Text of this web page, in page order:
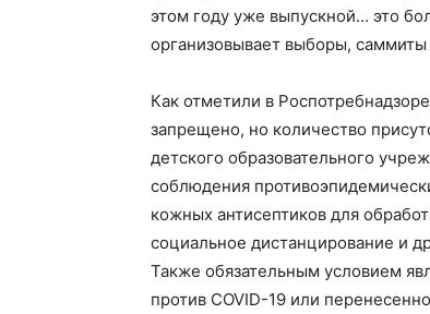
этом году уже выпускной… это
организовывает выборы,
Как отметили в
запрещено, но количество
детского образовательного
соблюдения
кожных антисептиков для
социальное дистанцирование и
Также обязательным условием
против COVID-19 или